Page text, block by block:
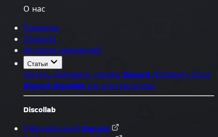
О нас
Премиум
Правила
История изменений
Статьи
Начать Добавить сервер Discord Добавить бота
Discord Discollab как альтернатива
Discollab
Официальный Discord